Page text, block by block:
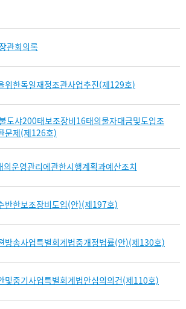
관회의록
위한독일재정조관사업추진(제129호)
도샤200태보조장비16태의물자대금및도입조
문제(제126호)
운영관리에관한시행계획과예산조치
반한보조장비도입(안)(제197호)
방송사업특별회계법중개정법률(안)(제130호)
및중기사업특별회계법안심의의건(제110호)